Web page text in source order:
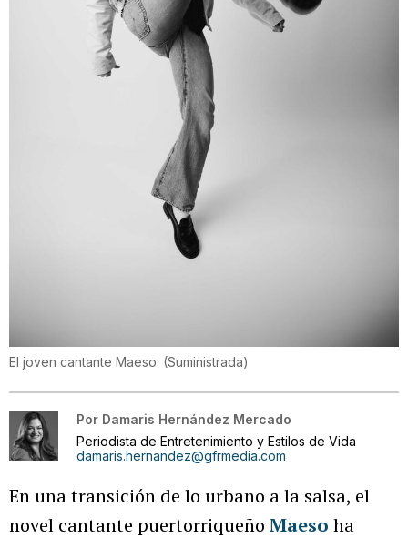
El joven cantante Maeso. (Suministrada)
Por Damaris Hernández Mercado
Periodista de Entretenimiento y Estilos de Vida
damaris.hernandez@gfrmedia.com
En una transición de lo urbano a la salsa, el
novel cantante puertorriqueño Maeso ha